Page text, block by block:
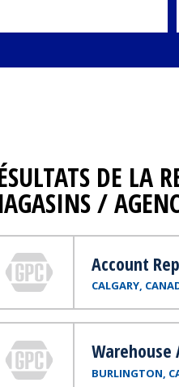
DE LA
/
Parts Company
Account
CALGARY,
Warehouse
BURLINGTON,